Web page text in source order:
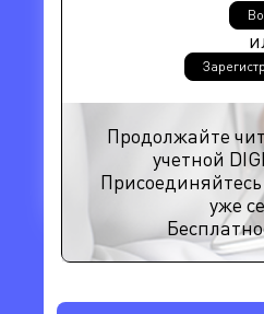
Продолжайте
учетной
Присоединяйтесь
уже